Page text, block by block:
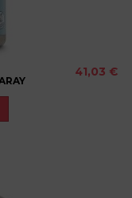
41,03 €